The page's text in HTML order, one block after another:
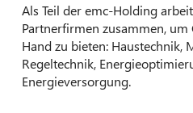
Als Teil der emc-Holding
Partnerfirmen zusammen,
Hand zu bieten: Haustechnik,
Regeltechnik,
Energieversorgung.